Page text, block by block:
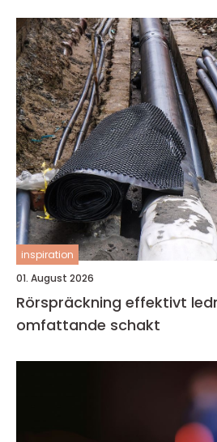
inspiration
01. August 2026
Rörspräckning effektivt ledningsbyte utan
omfattande schakt